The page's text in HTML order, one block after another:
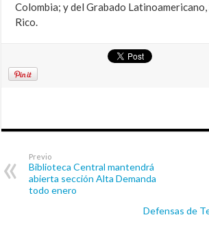
Colombia; y del Grabado Latinoamericano,
Rico.
Previo
Biblioteca Central mantendrá
abierta sección Alta Demanda
todo enero
Defensas de